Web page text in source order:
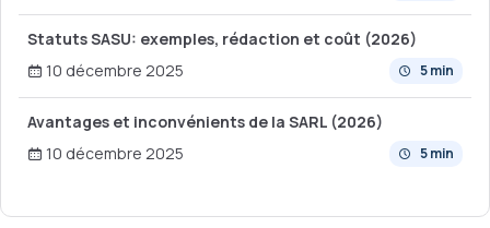
Statuts SASU: exemples, rédaction et coût (2026)
5 min
10 décembre 2025
Avantages et inconvénients de la SARL (2026)
5 min
10 décembre 2025